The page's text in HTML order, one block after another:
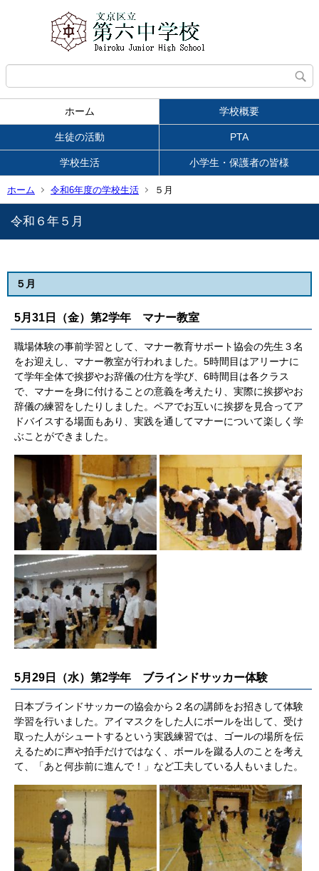
ホーム 学校概要
生徒の活動 PTA
学校生活 小学生・保護者の皆様
ホーム 令和6年度の学校生活 ５月
令和６年５月
５月
5月31日（金）第2学年 マナー教室
職場体験の事前学習として、マナー教育サポート協会の先生３名
をお迎えし、マナー教室が行われました。5時間目はアリーナに
て学年全体で挨拶やお辞儀の仕方を学び、6時間目は各クラス
で、マナーを身に付けることの意義を考えたり、実際に挨拶やお
辞儀の練習をしたりしました。ペアでお互いに挨拶を見合ってア
ドバイスする場面もあり、実践を通してマナーについて楽しく学
ぶことができました。
5月29日（水）第2学年 ブラインドサッカー体験
日本ブラインドサッカーの協会から２名の講師をお招きして体験
学習を行いました。アイマスクをした人にボールを出して、受け
取った人がシュートするという実践練習では、ゴールの場所を伝
えるために声や拍手だけではなく、ボールを蹴る人のことを考え
て、「あと何歩前に進んで！」など工夫している人もいました。